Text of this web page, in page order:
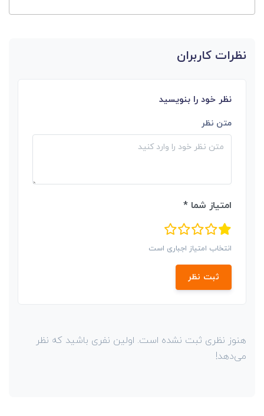
نظرات کاربران
نظر خود را بنویسید
متن نظر
امتیاز شما *
انتخاب امتیاز اجباری است
ثبت نظر
هنوز نظری ثبت نشده است. اولین نفری باشید که نظر
می‌دهد!